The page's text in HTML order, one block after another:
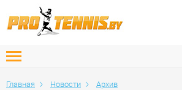
Главная Новости
Архив